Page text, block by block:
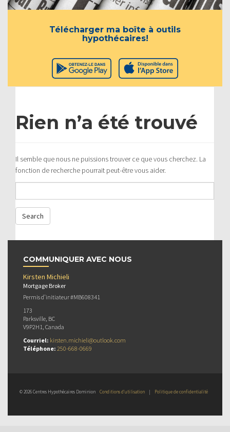
Télécharger ma boîte à outils
hypothécaires!
Rien n’a été trouvé
Il semble que nous ne puissions trouver ce que vous cherchez. La
fonction de recherche pourrait peut-être vous aider.
COMMUNIQUER AVEC NOUS
Kirsten Michieli
Mortgage Broker
Permis d’initiateur #MB608341
173
Parksville, BC
V9P2H1, Canada
Courriel: kirsten.michieli@outlook.com
Téléphone: 250-668-0669
© 2026 Centres Hypothécaires Dominion Conditions d’utilisation | Politique de confidentialité